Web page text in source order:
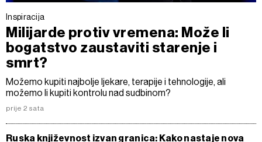
Inspiracija
Milijarde protiv vremena: Može li
bogatstvo zaustaviti starenje i
smrt?
Možemo kupiti najbolje ljekare, terapije i tehnologije, ali
možemo li kupiti kontrolu nad sudbinom?
prije 2 sata
Ruska književnost izvan granica: Kako nastaje nova